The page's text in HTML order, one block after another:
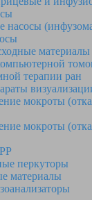
насосы
материалы
терапии ран
мокроты
мокроты
перкуторы
материалы